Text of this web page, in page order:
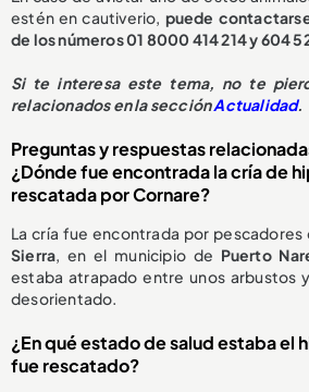
estén en cautiverio, puede
de los números 01 8000 414 214 y 604
Si te interesa este tema, no te
relacionados en la secciónActualidad.
Preguntas y respuestas
¿Dónde fue encontrada la cría de
rescatada por Cornare?
La cría fue encontrada por
Sierra, en el municipio de Puerto
estaba atrapado entre unos arbustos
desorientado.
¿En qué estado de salud estaba el
fue rescatado?